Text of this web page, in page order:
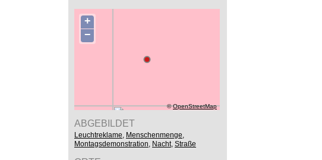
©OpenStreetMap
+
−
ABGEBILDET
Leuchtreklame, Menschenmenge,
Montagsdemonstration, Nacht, Straße